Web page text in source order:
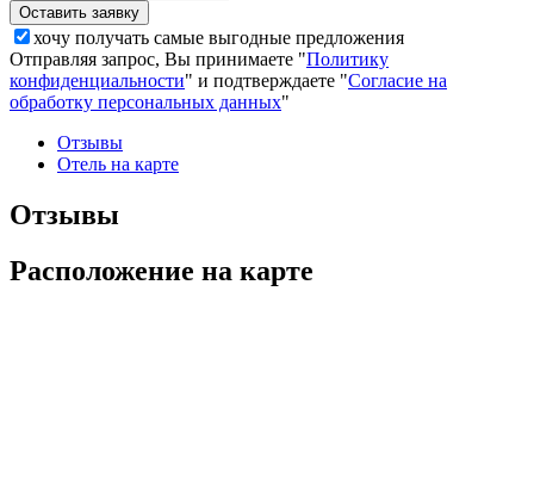
хочу получать самые выгодные предложения
Отправляя запрос, Вы принимаете "Политику
конфиденциальности" и подтверждаете "Согласие на
обработку персональных данных"
Отзывы
Отель на карте
Отзывы
Расположение на карте